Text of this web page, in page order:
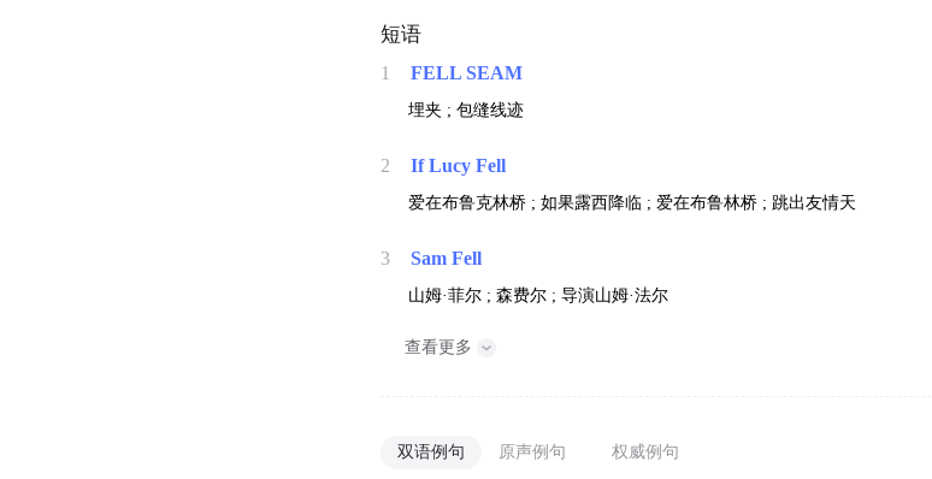
短语
1 FELL SEAM
埋夹 ; 包缝线迹
2 If Lucy Fell
爱在布鲁克林桥 ; 如果露西降临 ; 爱在布鲁林桥 ; 跳出友情天
3 Sam Fell
山姆·菲尔 ; 森费尔 ; 导演山姆·法尔
查看更多
双语例句 原声例句 权威例句